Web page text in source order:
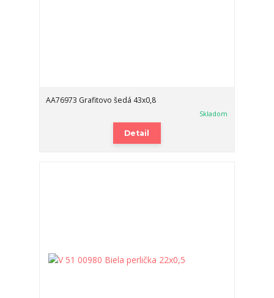
AA76973 Grafitovo šedá 43x0,8
Skladom
Detail